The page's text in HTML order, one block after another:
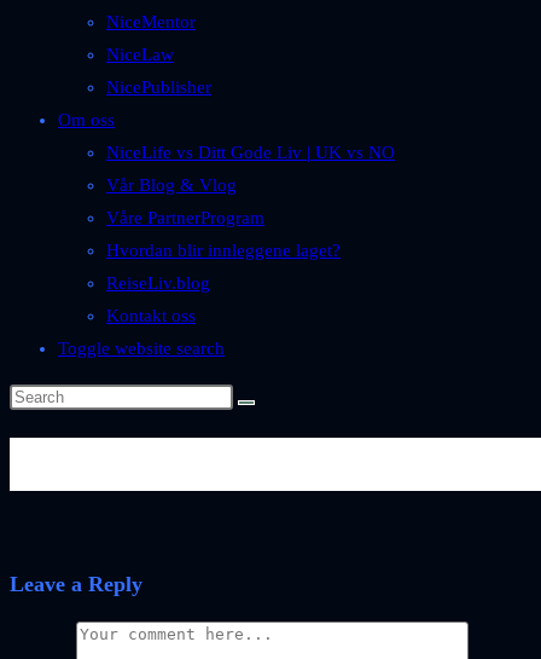
NiceMentor
NiceLaw
NicePublisher
Om oss
NiceLife vs Ditt Gode Liv | UK vs NO
Vår Blog & Vlog
Våre PartnerProgram
Hvordan blir innleggene laget?
ReiseLiv.blog
Kontakt oss
Toggle website search
Leave a Reply